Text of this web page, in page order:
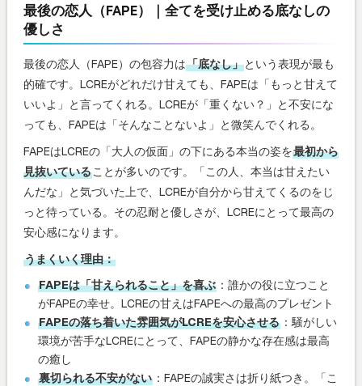
最後の恋人（FAPE）｜全てを受け止める底なしの
優しさ
最後の恋人（FAPE）の包容力は「底なし」という表現が最も
的確です。LCREがどれだけ甘えても、FAPEは「もっと甘えて
いいよ」と言ってくれる。LCREが「重くない？」と不安にな
っても、FAPEは「そんなことないよ」と微笑んでくれる。
FAPEはLCREの「大人の仮面」の下にある本当の姿を最初から
見抜いていることが多いのです。「この人、本当は甘えたい
んだな」と気づいた上で、LCREが自分から甘えてくるのをじ
っと待っている。その忍耐と優しさが、LCREにとって最高の
安心感になります。
うまくいく理由：
FAPEは「甘えられること」を喜ぶ ：誰かの役に立つこと
がFAPEの幸せ。LCREの甘えはFAPEへの最高のプレゼント
FAPEの落ち着いた雰囲気がLCREを安心させる ：騒がしい
環境が苦手なLCREにとって、FAPEの静かな存在感は最高
の癒し
裏切られる不安がない ：FAPEの誠実さは折り紙つき。「こ